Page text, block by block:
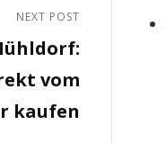
NEXT POST
vom
kaufen